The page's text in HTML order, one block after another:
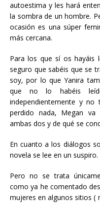
autoestima y les hará
la sombra de un hombre.
ocasión es una súper
más cercana.
Para los que sí os hayáis
seguro que sabéis que se
soy, por lo que Yanira
que no lo habéis
independientemente y no
perdido nada, Megan
ambas dos y de qué se
En cuanto a los diálogos
novela se lee en un suspiro.
Pero no se trata
como ya he comentado
mujeres en algunos sitios (